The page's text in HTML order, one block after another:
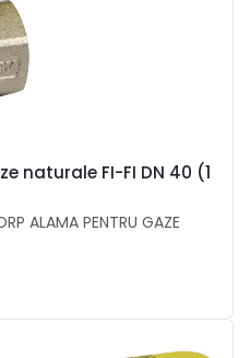
naturale FI-FI DN 40 (1
ALAMA PENTRU GAZE